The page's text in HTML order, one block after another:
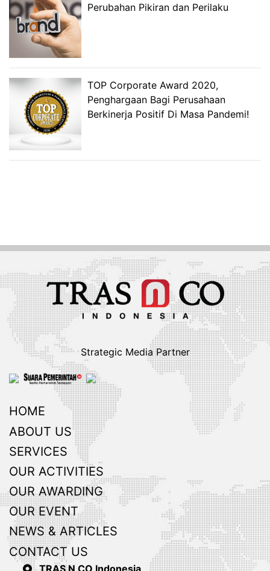
Perubahan Pikiran dan Perilaku
TOP Corporate Award 2020,
Penghargaan Bagi Perusahaan
Berkinerja Positif Di Masa Pandemi!
Strategic Media Partner
HOME
ABOUT US
SERVICES
OUR ACTIVITIES
OUR AWARDING
OUR EVENT
NEWS & ARTICLES
CONTACT US